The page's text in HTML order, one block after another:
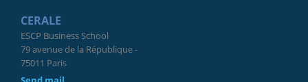
CERALE
ESCP Business School
79 avenue de la République -
75011 Paris